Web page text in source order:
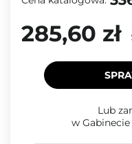
285,60 zł
Lub
w